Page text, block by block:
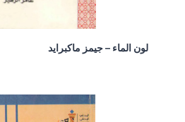
لون الماء – جيمز ماكبرايد